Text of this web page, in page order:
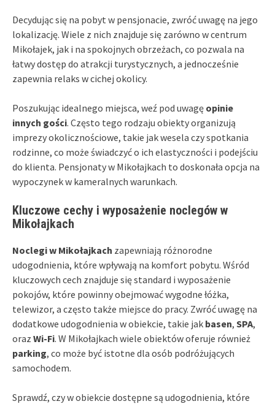
Decydując się na pobyt w pensjonacie, zwróć uwagę na jego
lokalizację. Wiele z nich znajduje się zarówno w centrum
Mikołajek, jak i na spokojnych obrzeżach, co pozwala na
łatwy dostęp do atrakcji turystycznych, a jednocześnie
zapewnia relaks w cichej okolicy.
Poszukując idealnego miejsca, weź pod uwagę opinie
innych gości. Często tego rodzaju obiekty organizują
imprezy okolicznościowe, takie jak wesela czy spotkania
rodzinne, co może świadczyć o ich elastyczności i podejściu
do klienta. Pensjonaty w Mikołajkach to doskonała opcja na
wypoczynek w kameralnych warunkach.
Kluczowe cechy i wyposażenie noclegów w
Mikołajkach
Noclegi w Mikołajkach zapewniają różnorodne
udogodnienia, które wpływają na komfort pobytu. Wśród
kluczowych cech znajduje się standard i wyposażenie
pokojów, które powinny obejmować wygodne łóżka,
telewizor, a często także miejsce do pracy. Zwróć uwagę na
dodatkowe udogodnienia w obiekcie, takie jak basen, SPA,
oraz Wi-Fi. W Mikołajkach wiele obiektów oferuje również
parking, co może być istotne dla osób podróżujących
samochodem.
Sprawdź, czy w obiekcie dostępne są udogodnienia, które